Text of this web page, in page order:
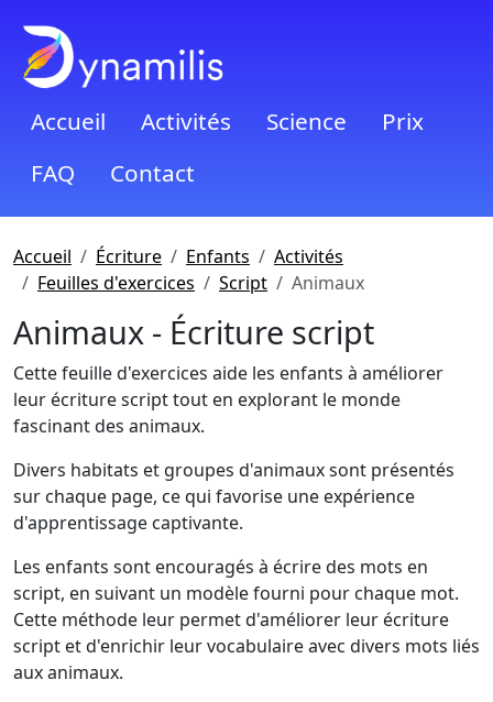
Accueil Activités Science
Prix
FAQ
Contact
Accueil Écriture Enfants
Activités
Feuilles d'exercices
Script Animaux
Animaux - Écriture script
Cette feuille d'exercices aide les enfants à améliorer
leur écriture script tout en explorant le monde
fascinant des animaux.
Divers habitats et groupes d'animaux sont présentés
sur chaque page, ce qui favorise une expérience
d'apprentissage captivante.
Les enfants sont encouragés à écrire des mots en
script, en suivant un modèle fourni pour chaque mot.
Cette méthode leur permet d'améliorer leur écriture
script et d'enrichir leur vocabulaire avec divers mots liés
aux animaux.